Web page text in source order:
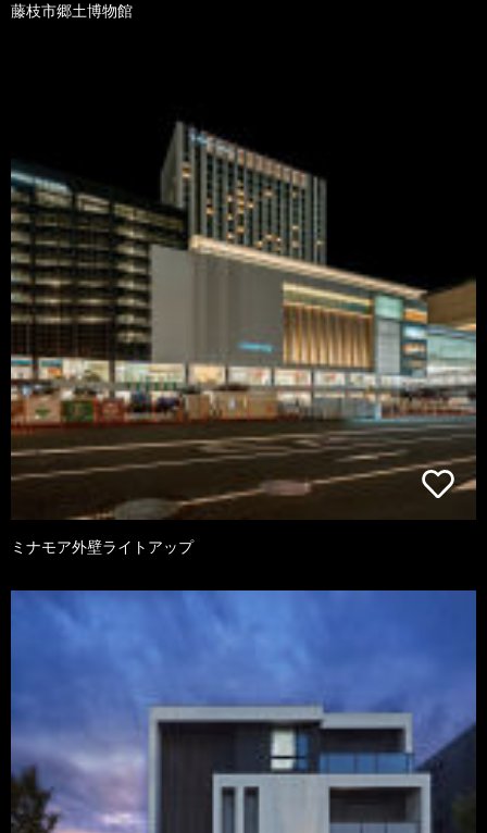
藤枝市郷土博物館
ミナモア外壁ライトアップ